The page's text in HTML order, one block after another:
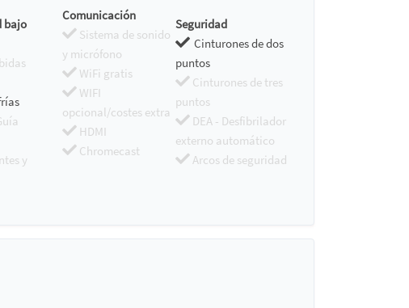
bajo
y
Comunicación
Sistema de sonido
y micrófono
WiFi gratis
WIFI
opcional/costes extra
HDMI
Chromecast
Seguridad
Cinturones de dos
puntos
Cinturones de tres
puntos
DEA - Desfibrilador
externo automático
Arcos de seguridad